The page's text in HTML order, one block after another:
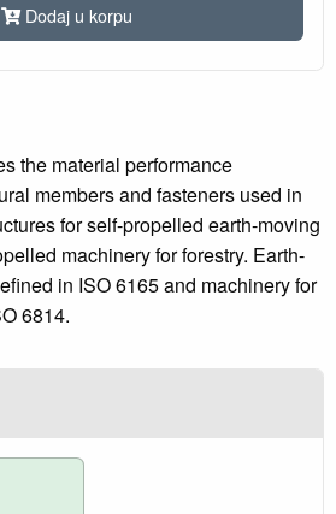
Dodaj u korpu
the material performance
members and fasteners used in
for self-propelled earth-moving
machinery for forestry. Earth-
in ISO 6165 and machinery for
6814.